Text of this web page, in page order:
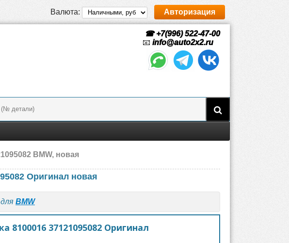
Валюта: Авторизация
☎ +7(996) 522-47-00
📧 info@auto2x2.ru
BMW, новая
Оригинал новая
BMW
8100016 37121095082 Оригинал